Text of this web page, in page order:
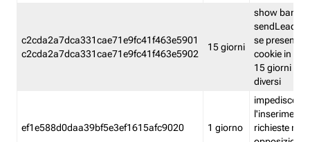
c2cda2a7dca331cae71e9fc41f463e5901
c2cda2a7dca331cae71e9fc41f463e5902
15 giorni
show banner
sendLead
se presenti
cookie in un
15 giorni e
diversi
ef1e588d0daa39bf5e3ef1615afc9020 1 giorno
impedisce
l'inserimento
richieste